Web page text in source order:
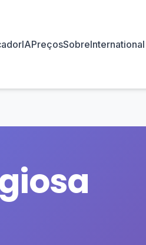
IAPreçosSobreInternational